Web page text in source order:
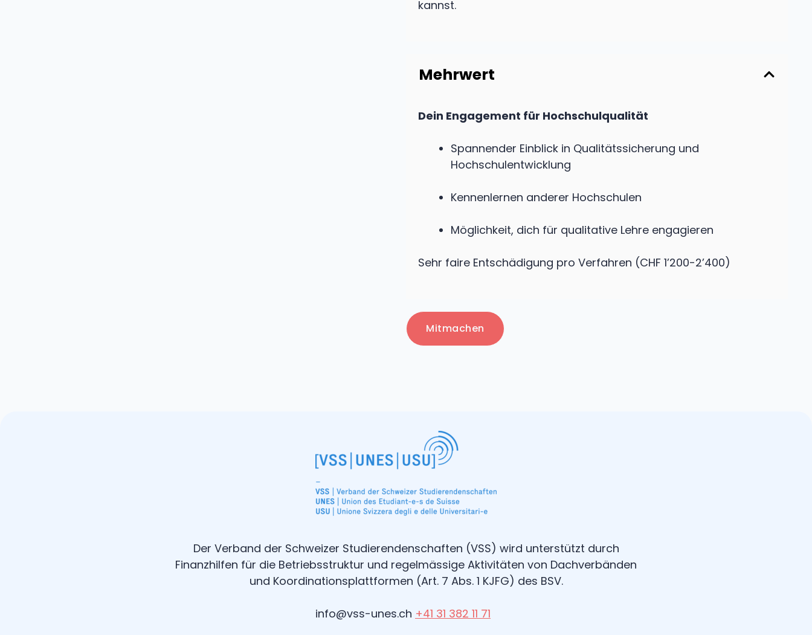
kannst.
Mehrwert
Dein Engagement für Hochschulqualität
Spannender Einblick in Qualitätssicherung und
Hochschulentwicklung
Kennenlernen anderer Hochschulen
Möglichkeit, dich für qualitative Lehre engagieren
Sehr faire Entschädigung pro Verfahren (CHF 1’200-2’400)
Mitmachen
Der Verband der Schweizer Studierendenschaften (VSS) wird unterstützt durch
Finanzhilfen für die Betriebsstruktur und regelmässige Aktivitäten von Dachverbänden
und Koordinationsplattformen (Art. 7 Abs. 1 KJFG) des BSV.
info@vss-unes.ch +41 31 382 11 71